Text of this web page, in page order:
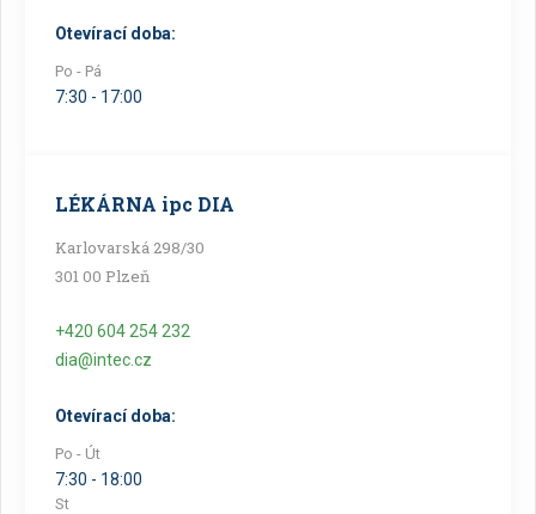
Otevírací doba:
Po - Pá
7:30 - 17:00
LÉKÁRNA ipc DIA
Karlovarská 298/30
301 00 Plzeň
+420 604 254 232
dia@intec.cz
Otevírací doba:
Po - Út
7:30 - 18:00
St